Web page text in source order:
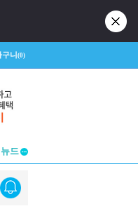
구니(0)
드
드